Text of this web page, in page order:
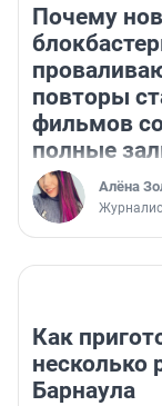
Почему
повторы
фильмов
полные
Алёна
Как
несколько
Барнаула